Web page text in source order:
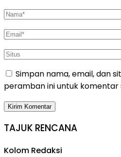
Simpan nama, email, dan
peramban ini untuk komentar
TAJUK RENCANA
Kolom Redaksi